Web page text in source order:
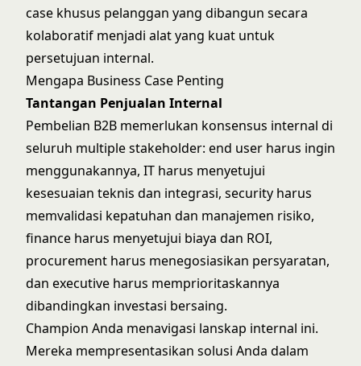
case khusus pelanggan yang dibangun secara
kolaboratif menjadi alat yang kuat untuk
persetujuan internal.
Mengapa Business Case Penting
Tantangan Penjualan Internal
Pembelian B2B memerlukan konsensus internal di
seluruh multiple stakeholder: end user harus ingin
menggunakannya, IT harus menyetujui
kesesuaian teknis dan integrasi, security harus
memvalidasi kepatuhan dan manajemen risiko,
finance harus menyetujui biaya dan ROI,
procurement harus menegosiasikan persyaratan,
dan executive harus memprioritaskannya
dibandingkan investasi bersaing.
Champion Anda menavigasi lanskap internal ini.
Mereka mempresentasikan solusi Anda dalam